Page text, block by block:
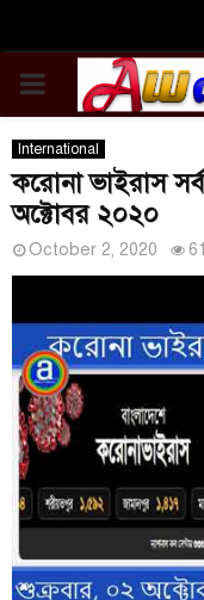
PRIMARY
MENU
International
করোনা ভাইরাস
অক্টোবর ২০২০
October 2, 2020